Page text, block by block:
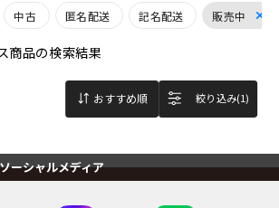
中古 匿名配送 記名配送 販売中
商品の検索結果
おすすめ順 絞り込み(1)
ーシャルメディア